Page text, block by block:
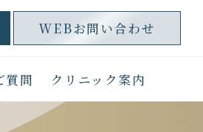
WEBお問い合わせ
質問 クリニック案内